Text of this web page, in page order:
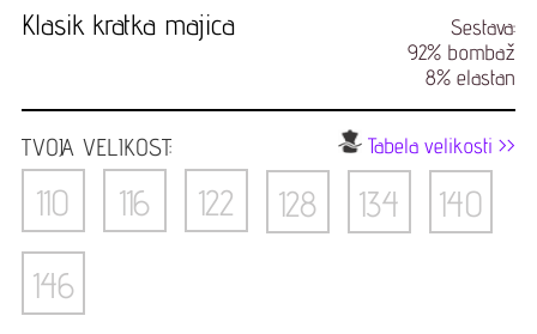
Klasik kratka majica
Sestava:
92% bombaž
8% elastan
Tabela velikosti >>
TVOJA VELIKOST:
110 116 122 128 134
140
146